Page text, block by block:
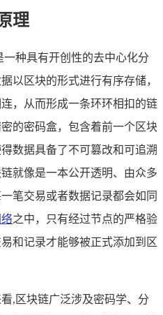
理
一种具有开创性的去中心化分
以区块的形式进行有序存储，
，从而形成一条环环相扣的链
的密码盒，包含着前一个区块
数据具备了不可篡改和可追溯
就像是一本公开透明、由众多
笔交易或者数据记录都会如同
络之中，只有经过节点的严格验
和记录才能够被正式添加到区
,区块链广泛涉及密码学、分